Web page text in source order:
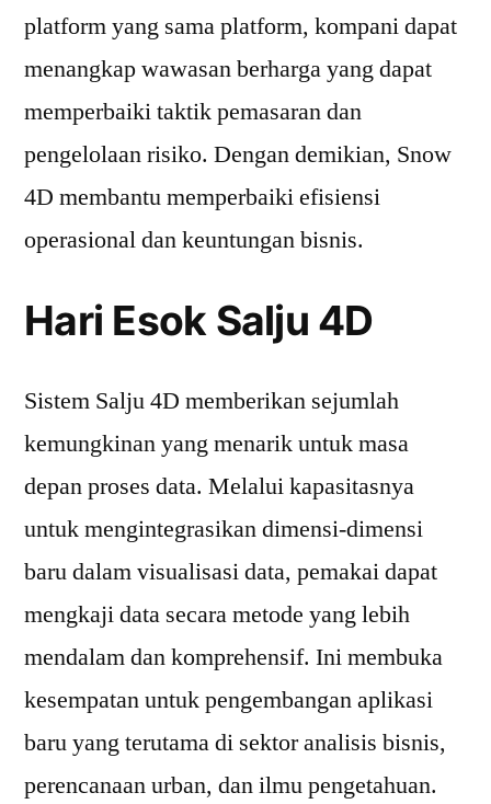
platform yang sama platform, kompani dapat
menangkap wawasan berharga yang dapat
memperbaiki taktik pemasaran dan
pengelolaan risiko. Dengan demikian, Snow
4D membantu memperbaiki efisiensi
operasional dan keuntungan bisnis.
Hari Esok Salju 4D
Sistem Salju 4D memberikan sejumlah
kemungkinan yang menarik untuk masa
depan proses data. Melalui kapasitasnya
untuk mengintegrasikan dimensi-dimensi
baru dalam visualisasi data, pemakai dapat
mengkaji data secara metode yang lebih
mendalam dan komprehensif. Ini membuka
kesempatan untuk pengembangan aplikasi
baru yang terutama di sektor analisis bisnis,
perencanaan urban, dan ilmu pengetahuan.